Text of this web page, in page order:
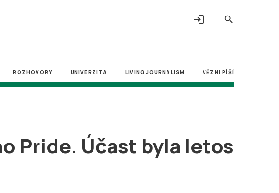
search
login
ROZHOVORY UNIVERZITA LIVING JOURNALISM VĚZNI PÍŠÍ
Pride. Účast byla letos